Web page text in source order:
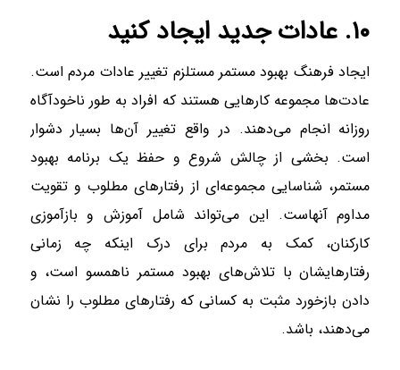
۱۰. عادات جدید ایجاد کنید
ایجاد فرهنگ بهبود مستمر مستلزم تغییر عادات مردم است.
عادت‌ها مجموعه کار‌هایی هستند که افراد به طور ناخودآگاه
روزانه انجام می‌دهند. در واقع تغییر آن‌ها بسیار دشوار
است. بخشی از چالش شروع و حفظ یک برنامه بهبود
مستمر، شناسایی مجموعه‌ای از رفتار‌های مطلوب و تقویت
مداوم آنهاست. این می‌تواند شامل آموزش و بازآموزی
کارکنان، کمک به مردم برای درک اینکه چه زمانی
رفتار‌هایشان با تلاش‌های بهبود مستمر ناهمسو است، و
دادن بازخورد مثبت به کسانی که رفتار‌های مطلوب را نشان
می‌دهند، باشد.